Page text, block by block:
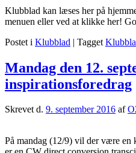
Klubblad kan læses her på
menuen eller ved at klikke her!
Postet i Klubblad | Tagget
Mandag den 12.
inspirationsforedrag
Skrevet d. 9. september 2016 af
På mandag (12/9) vil der være en